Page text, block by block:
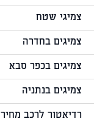
צמיגי שטח
צמיגים בחדרה
צמיגים בכפר סבא
צמיגים בנתניה
רדיאטור לרכב מחיר